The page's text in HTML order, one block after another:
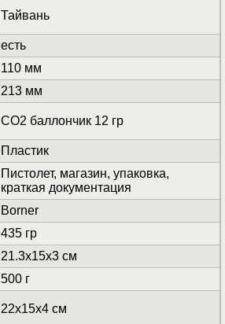
Тайвань
есть
110 мм
213 мм
СО2 баллончик 12 гр
Пластик
Пистолет, магазин, упаковка,
краткая документация
Borner
435 гр
21.3x15x3 см
500 г
22x15x4 см